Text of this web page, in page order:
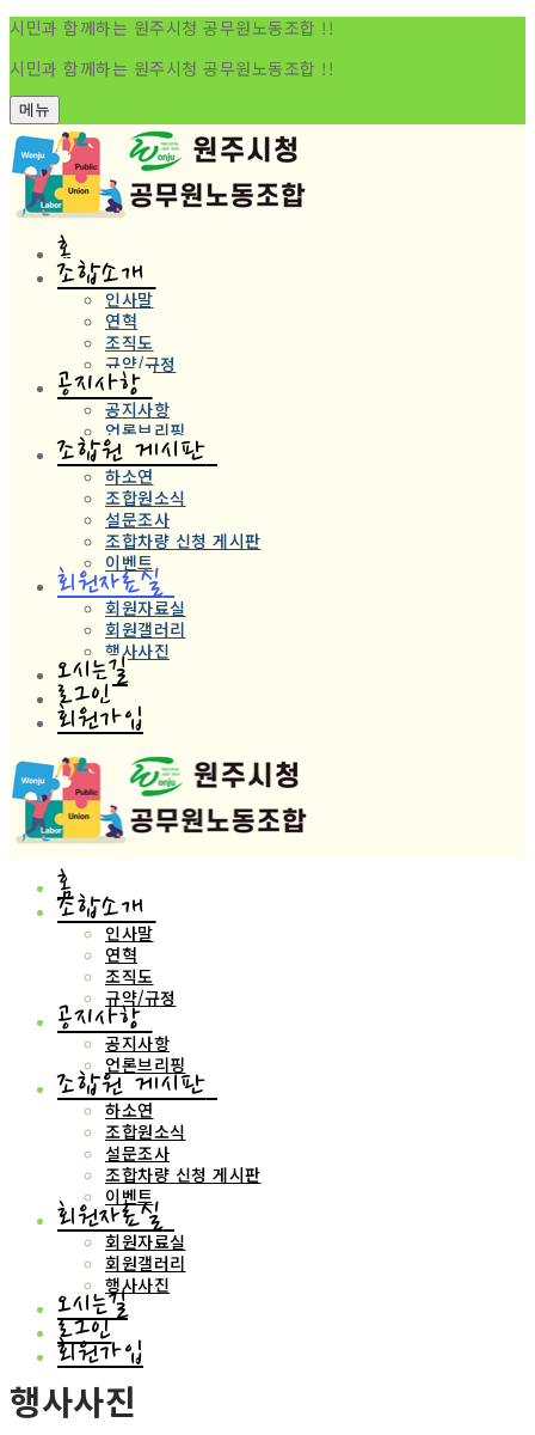
시민과 함께하는 원주시청 공무원노동조합 !!
시민과 함께하는 원주시청 공무원노동조합 !!
메뉴
홈
조합소개
인사말
연혁
조직도
규약/규정
공지사항
공지사항
언론브리핑
조합원 게시판
하소연
조합원소식
설문조사
조합차량 신청 게시판
이벤트
회원자료실
회원자료실
회원갤러리
행사사진
오시는길
로그인
회원가입
홈
조합소개
인사말
연혁
조직도
규약/규정
공지사항
공지사항
언론브리핑
조합원 게시판
하소연
조합원소식
설문조사
조합차량 신청 게시판
이벤트
회원자료실
회원자료실
회원갤러리
행사사진
오시는길
로그인
회원가입
행사사진